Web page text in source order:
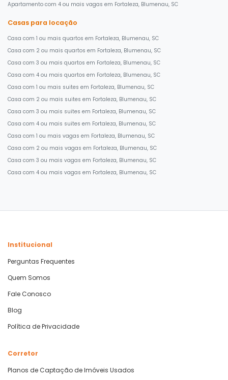
Apartamento com 4 ou mais vagas em Fortaleza, Blumenau, SC
Casas para locação
Casa com 1 ou mais quartos em Fortaleza, Blumenau, SC
Casa com 2 ou mais quartos em Fortaleza, Blumenau, SC
Casa com 3 ou mais quartos em Fortaleza, Blumenau, SC
Casa com 4 ou mais quartos em Fortaleza, Blumenau, SC
Casa com 1 ou mais suites em Fortaleza, Blumenau, SC
Casa com 2 ou mais suites em Fortaleza, Blumenau, SC
Casa com 3 ou mais suites em Fortaleza, Blumenau, SC
Casa com 4 ou mais suites em Fortaleza, Blumenau, SC
Casa com 1 ou mais vagas em Fortaleza, Blumenau, SC
Casa com 2 ou mais vagas em Fortaleza, Blumenau, SC
Casa com 3 ou mais vagas em Fortaleza, Blumenau, SC
Casa com 4 ou mais vagas em Fortaleza, Blumenau, SC
Institucional
Perguntas Frequentes
Quem Somos
Fale Conosco
Blog
Política de Privacidade
Corretor
Planos de Captação de Imóveis Usados